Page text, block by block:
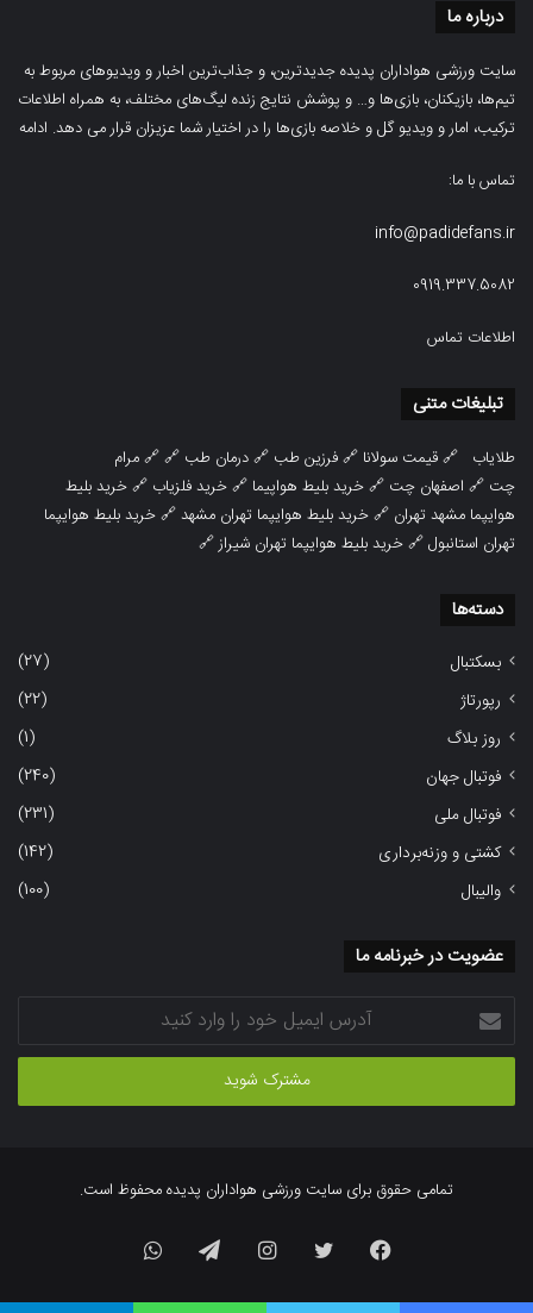
درباره ما
سایت ورزشی هواداران پدیده جدیدترین، و جذاب‌ترین اخبار و ویدیوهای مربوط به
تیم‌ها، بازیکنان، بازی‌ها و… و پوشش نتایج زنده لیگ‌های مختلف، به همراه اطلاعات
ترکیب، امار و ویدیو‌‌ گل‌ و خلاصه بازی‌ها را در اختیار شما عزیزان قرار می دهد. ادامه
تماس با ما:
info@padidefans.ir
0919.337.5082
اطلاعات تماس
تبلیغات متنی
طلایاب 🔗قیمت سولانا 🔗فرزین طب 🔗درمان طب 🔗 🔗مرام
چت 🔗 اصفهان چت 🔗خرید بلیط هواپیما 🔗خرید فلزیاب 🔗خرید بلیط
هوایپما مشهد تهران 🔗خرید بلیط هوایپما تهران مشهد🔗خرید بلیط هوایپما
تهران استانبول🔗خرید بلیط هوایپما تهران شیراز🔗
دسته‌ها
بسکتبال
(27)
رپورتاژ
(22)
روز بلاگ
(1)
فوتبال جهان
(240)
فوتبال ملی
(231)
کشتی و وزنه‌برداری
(142)
والیبال
(100)
عضویت در خبرنامه ما
آدرس
ایمیل
خود
وارد
تمامی حقوق برای سایت ورزشی هواداران پدیده محفوظ است.
فیسبوک توییتر اینستاگرام تلگرام